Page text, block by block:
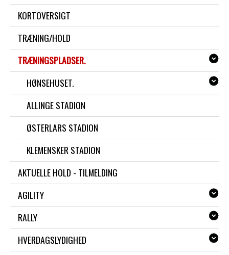
KORTOVERSIGT
TRÆNING/HOLD
TRÆNINGSPLADSER.
HØNSEHUSET.
ALLINGE STADION
ØSTERLARS STADION
KLEMENSKER STADION
AKTUELLE HOLD - TILMELDING
AGILITY
RALLY
HVERDAGSLYDIGHED